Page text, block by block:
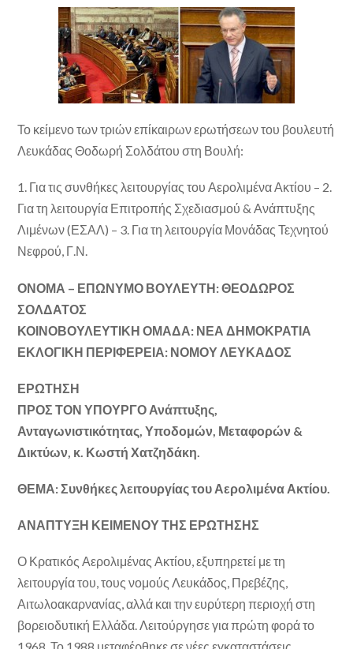
Το κείμενο των τριών επίκαιρων ερωτήσεων του βουλευτή
Λευκάδας Θοδωρή Σολδάτου στη Βουλή:
1. Για τις συνθήκες λειτουργίας του Αερολιμένα Ακτίου – 2.
Για τη λειτουργία Επιτροπής Σχεδιασμού & Ανάπτυξης
Λιμένων (ΕΣΑΛ) – 3. Για τη λειτουργία Μονάδας Τεχνητού
Νεφρού, Γ.Ν.
ΟΝΟΜΑ – ΕΠΩΝΥΜΟ ΒΟΥΛΕΥΤΗ: ΘΕΟΔΩΡΟΣ
ΣΟΛΔΑΤΟΣ
ΚΟΙΝΟΒΟΥΛΕΥΤΙΚΗ ΟΜΑΔΑ: ΝΕΑ ΔΗΜΟΚΡΑΤΙΑ
ΕΚΛΟΓΙΚΗ ΠΕΡΙΦΕΡΕΙΑ: ΝΟΜΟΥ ΛΕΥΚΑΔΟΣ
ΕΡΩΤΗΣΗ
ΠΡΟΣ ΤΟΝ ΥΠΟΥΡΓΟ Ανάπτυξης,
Ανταγωνιστικότητας, Υποδομών, Μεταφορών &
Δικτύων, κ. Κωστή Χατζηδάκη.
ΘΕΜΑ: Συνθήκες λειτουργίας του Αερολιμένα Ακτίου.
ΑΝΑΠΤΥΞΗ ΚΕΙΜΕΝΟΥ ΤΗΣ ΕΡΩΤΗΣΗΣ
Ο Κρατικός Αερολιμένας Ακτίου, εξυπηρετεί με τη
λειτουργία του, τους νομούς Λευκάδος, Πρεβέζης,
Αιτωλοακαρνανίας, αλλά και την ευρύτερη περιοχή στη
βορειοδυτική Ελλάδα. Λειτούργησε για πρώτη φορά το